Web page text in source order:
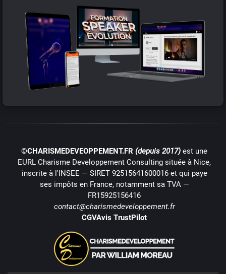
©CHARISMEDEVEOPPEMENT.FR (depuis 2017) est une
EURL Charisme Developpement Consulting située à Nice,
inscrite à l'INSEE — SIRET 92515641600016 et qui paye
ses impôts en France, notamment sa TVA —
FR15925156416
contact@charismedeveloppement.fr
CGVAvis TrustPilot